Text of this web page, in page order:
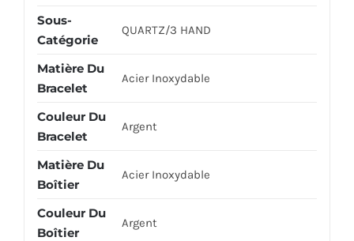
Sous-
Catégorie
QUARTZ/3 HAND
Matière Du
Bracelet
Acier Inoxydable
Couleur Du
Bracelet
Argent
Matière Du
Boîtier
Acier Inoxydable
Couleur Du
Boîtier
Argent